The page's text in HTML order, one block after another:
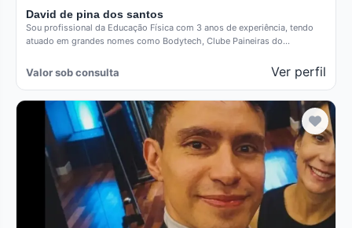
David de pina dos santos
Sou profissional da Educação Física com 3 anos de experiência, tendo
atuado em grandes nomes como Bodytech, Clube Paineiras do…
Valor sob consulta Ver perfil